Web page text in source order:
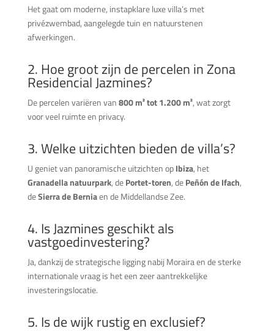
Het gaat om moderne, instapklare luxe villa’s met
privézwembad, aangelegde tuin en natuurstenen
afwerkingen.
2. Hoe groot zijn de percelen in Zona
Residencial Jazmines?
De percelen variëren van800 m² tot 1.200 m², wat zorgt
voor veel ruimte en privacy.
3. Welke uitzichten bieden de villa’s?
U geniet van panoramische uitzichten opIbiza, het
Granadella natuurpark, dePortet-toren, dePeñón de Ifach,
deSierra de Berniaen de Middellandse Zee.
4. Is Jazmines geschikt als
vastgoedinvestering?
Ja, dankzij de strategische ligging nabij Moraira en de sterke
internationale vraag is het een zeer aantrekkelijke
investeringslocatie.
5. Is de wijk rustig en exclusief?